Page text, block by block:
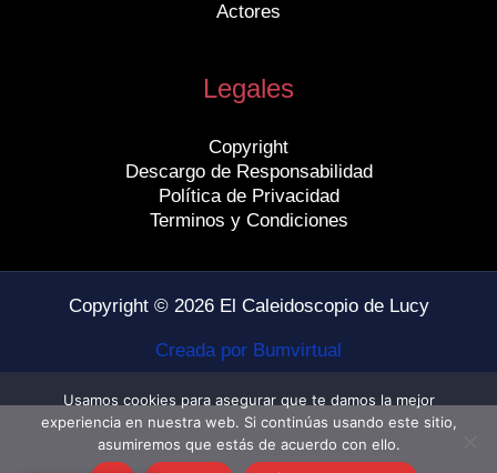
Actores
Legales
Copyright
Descargo de Responsabilidad
Política de Privacidad
Terminos y Condiciones
Copyright © 2026 El Caleidoscopio de Lucy
Creada por Bumvirtual
Usamos cookies para asegurar que te damos la mejor
experiencia en nuestra web. Si continúas usando este sitio,
asumiremos que estás de acuerdo con ello.